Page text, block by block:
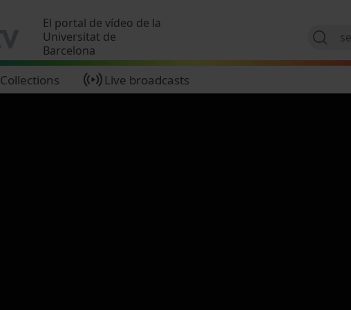
El portal de vídeo de la
Universitat de
Barcelona
Collections Live broadcasts